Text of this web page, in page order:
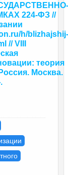
224-ФЗ //
h/blizhajshij-
// VIII
теория
Москва.